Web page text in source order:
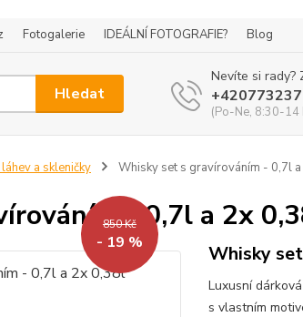
Fotogalerie IDEÁLNÍ FOTOGRAFIE? Blog
Hledat
Nevíte si rady?
(Po-Ne, 8:30-14
a skleničky Whisky set s gravírováním - 0,7l
- 0,7l a 2x
850 Kč
- 19 % Whisky
Luxusní
s vlastním